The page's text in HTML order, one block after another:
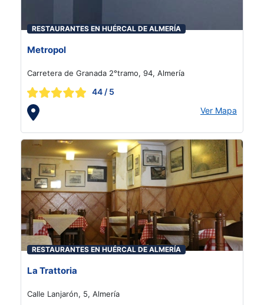
RESTAURANTES EN HUÉRCAL DE ALMERÍA
Metropol
Carretera de Granada 2°tramo, 94, Almería
44 / 5
Ver Mapa
RESTAURANTES EN HUÉRCAL DE ALMERÍA
La Trattoria
Calle Lanjarón, 5, Almería